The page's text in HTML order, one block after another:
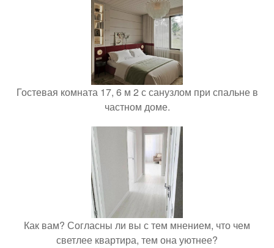
Гостевая комната 17, 6 м 2 с санузлом при спальне в
частном доме.
Как вам? Согласны ли вы с тем мнением, что чем
светлее квартира, тем она уютнее?